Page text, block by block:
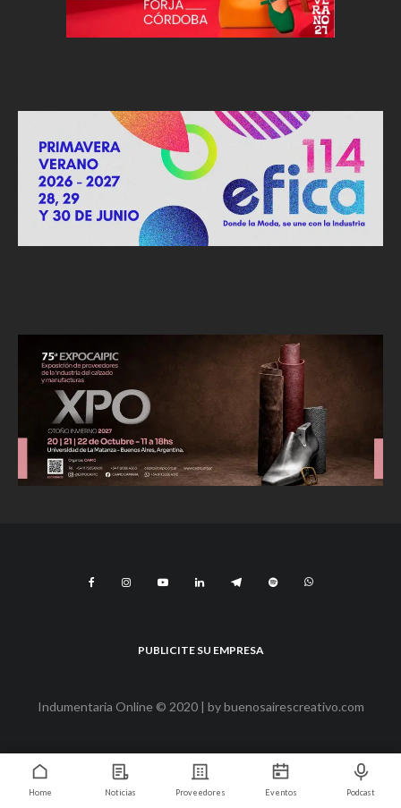
PUBLICITE SU EMPRESA
Indumentaria Online © 2020 | bybuenosairescreativo.com
Home Noticias Proveedores Eventos Podcast